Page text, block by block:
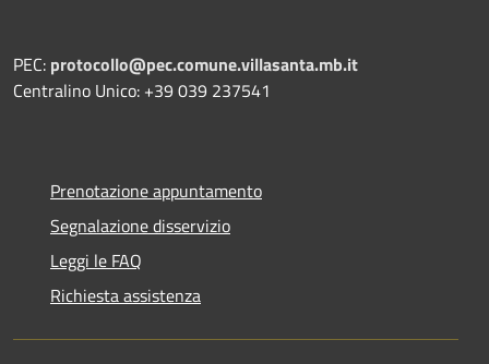
PEC: protocollo@pec.comune.villasanta.mb.it
Centralino Unico: +39 039 237541
Prenotazione appuntamento
Segnalazione disservizio
Leggi le FAQ
Richiesta assistenza